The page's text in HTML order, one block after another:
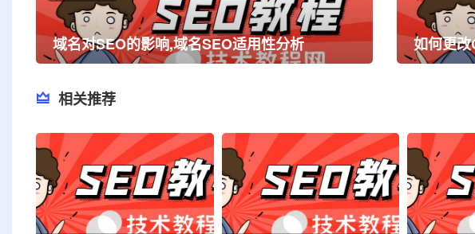
域名对SEO的影响,域名SEO适用性分析
相关推荐